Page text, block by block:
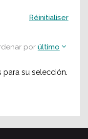
por último
su selección.
Réinitialiser